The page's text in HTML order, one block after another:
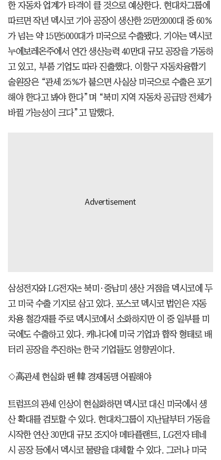
한 자동차 업계가 타격이 클 것으로 예상한다. 현대차그룹에
따르면 작년 멕시코 기아 공장이 생산한 25만2000대 중 60%
가 넘는 약 15만5000대가 미국으로 수출됐다. 기아는 멕시코
누에보레온주에서 연간 생산능력 40만대 규모 공장을 가동하
고 있고, 부품 기업도 따라 진출했다. 이항구 자동차융합기
술원장은 “관세 25%가 붙으면 사실상 미국으로 수출은 포기
해야 한다고 봐야 한다”며 “북미 지역 자동차 공급망 전체가
바뀔 가능성이 크다”고 말했다.
삼성전자와 LG전자는 북미·중남미 생산 거점을 멕시코에 두
고 미국 수출 기지로 삼고 있다. 포스코 멕시코 법인은 자동
차용 철강재를 주로 멕시코에서 소화하지만 이 중 일부를 미
국에도 수출하고 있다. 캐나다에 미국 기업과 합작 형태로 배
터리 공장을 추진하는 한국 기업들도 영향권이다.
◇高관세 현실화 땐 韓 경제동맹 어필해야
트럼프의 관세 인상이 현실화하면 멕시코 대신 미국에서 생
산 확대를 검토할 수 있다. 현대차그룹이 지난달부터 가동을
시작한 연산 30만대 규모 조지아 메타플랜트, LG전자 테네
시 공장 등에서 멕시코 물량을 대체할 수 있다. 그러나 미국